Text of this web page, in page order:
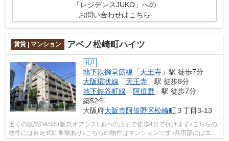
「レジデンスJUKO」への
お問い合わせはこちら
賃貸 | マンション アベノ松崎町ハイツ
礼0
地下鉄御堂筋線 「天王寺 」駅 徒歩7分
大阪環状線 「天王寺 」駅 徒歩8分
地下鉄谷町線 「 阿倍野 」駅 徒歩7分
築52年
大阪府大阪市阿倍野区松崎町３丁目3-13
近くの阪急OASIS(阪急オアシス) あべの店まで徒歩4分で行けます♪こちらの
物件には自走式駐車場あり♪こちらの物件はマンションです♪共用部にはエレ